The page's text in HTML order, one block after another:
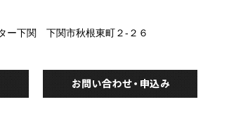
ー下関 下関市秋根東町２-２６